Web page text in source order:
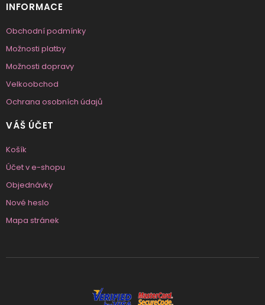
INFORMACE
Obchodní podmínky
Možnosti platby
Možnosti dopravy
Velkoobchod
Ochrana osobních údajů
VÁŠ ÚČET
Košík
Účet v e-shopu
Objednávky
Nové heslo
Mapa stránek